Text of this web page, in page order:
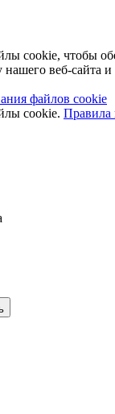
cookie, чтобы
веб-сайта и
файлов cookie
cookie. Правила